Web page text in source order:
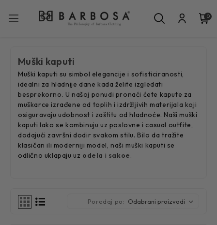
0
Muški kaputi
Muški kaputi su simbol elegancije i sofisticiranosti,
idealni za hladnije dane kada želite izgledati
besprekorno. U našoj ponudi pronaći ćete kapute za
muškarce izrađene od toplih i izdržljivih materijala koji
osiguravaju udobnost i zaštitu od hladnoće. Naši muški
kaputi lako se kombinuju uz poslovne i casual outfite,
dodajući završni dodir svakom stilu. Bilo da tražite
klasičan ili moderniji model, naši muški kaputi se
odlično uklapaju uz odela i sakoe.
Poredaj po: